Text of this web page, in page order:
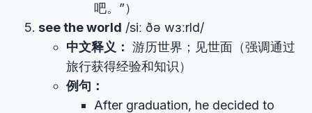
吧。”）
see the world /siː ðə wɜːrld/
中文释义： 游历世界；见世面（强调通过
旅行获得经验和知识）
例句：
After graduation, he decided to